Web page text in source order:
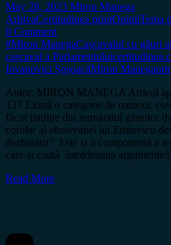
May 28, 2023 Miron Manega
ArhivaCertitudinea printOpiniiTema
0 Comment
#Miron ManegaCașcavalul cu găuri
cașcaval a Parlamentului
Iovanovici ȘoșoacăMiron Manega
Autor: MIRON MANEGA Articol
137 Există o categorie de oameni,
făcut tradiție din număratul găurilor
corolar al observației lui Eminescu
dezbinării”. Este și o componentă a
care-și caută întotdeauna
Read More